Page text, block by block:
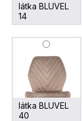
látka BLUVEL
14
látka BLUVEL
40